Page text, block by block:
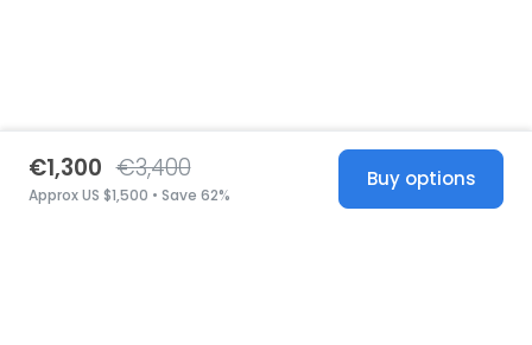
€1,300 €3,400
Approx US $1,500 • Save 62%
Buy options